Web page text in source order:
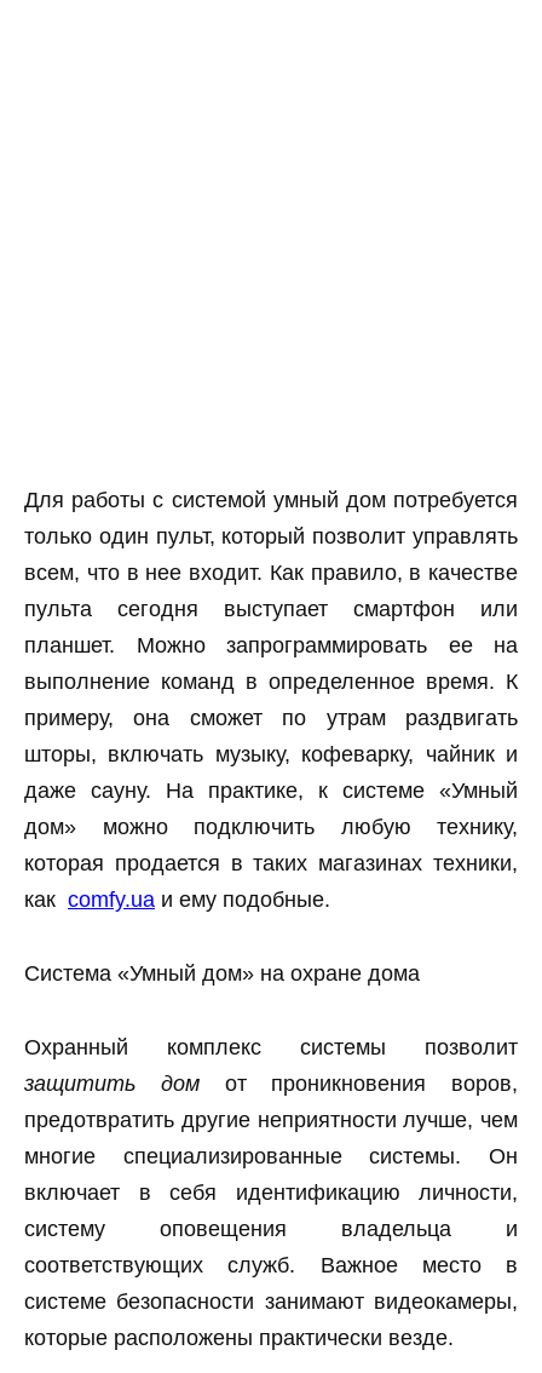
Для работы с системой умный дом потребуется
только один пульт, который позволит управлять
всем, что в нее входит. Как правило, в качестве
пульта сегодня выступает смартфон или
планшет. Можно запрограммировать ее на
выполнение команд в определенное время. К
примеру, она сможет по утрам раздвигать
шторы, включать музыку, кофеварку, чайник и
даже сауну. На практике, к системе «Умный
дом» можно подключить любую технику,
которая продается в таких магазинах техники,
как comfy.ua и ему подобные.
Система «Умный дом» на охране дома
Охранный комплекс системы позволит
защитить домот проникновения воров,
предотвратить другие неприятности лучше, чем
многие специализированные системы. Он
включает в себя идентификацию личности,
систему оповещения владельца и
соответствующих служб. Важное место в
системе безопасности занимают видеокамеры,
которые расположены практически везде.